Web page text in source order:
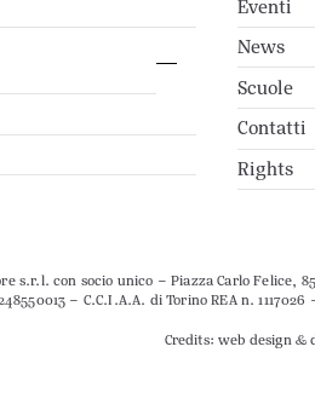
Eventi
News
Scuole
Contatti
Rights
s.r.l. con socio unico – Piazza Carlo Felice,
– C.C.I.A.A. di Torino REA n. 1117026
Credits: web design